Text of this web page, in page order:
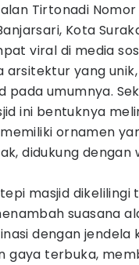
Tirtonadi Nomor
Kota
viral di media
arsitektur yang
pada umumnya.
ini bentuknya
ornamen
didukung
masjid dikelilingi
suasana
dengan jendela
gaya terbuka,